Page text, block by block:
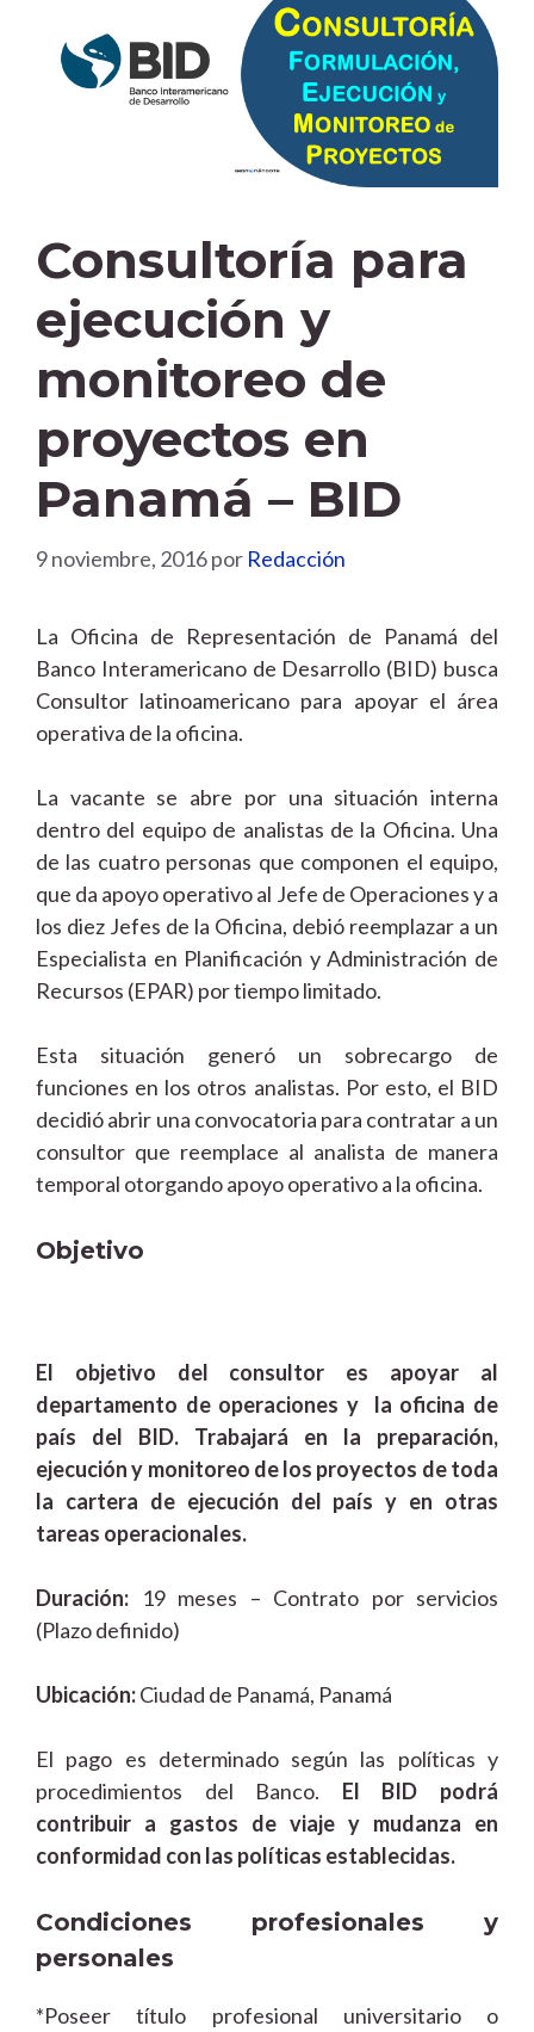
Consultoría para
ejecución y
monitoreo de
proyectos en
Panamá – BID
9 noviembre, 2016por Redacción
La Oficina de Representación de Panamá del
Banco Interamericano de Desarrollo (BID) busca
Consultor latinoamericano para apoyar el área
operativa de la oficina.
La vacante se abre por una situación interna
dentro del equipo de analistas de la Oficina. Una
de las cuatro personas que componen el equipo,
que da apoyo operativo al Jefe de Operaciones y a
los diez Jefes de la Oficina, debió reemplazar a un
Especialista en Planificación y Administración de
Recursos (EPAR) por tiempo limitado.
Esta situación generó un sobrecargo de
funciones en los otros analistas. Por esto, el BID
decidió abrir una convocatoria para contratar a un
consultor que reemplace al analista de manera
temporal otorgando apoyo operativo a la oficina.
Objetivo
El objetivo del consultor es apoyar al
departamento de operaciones y la oficina de
país del BID. Trabajará en la preparación,
ejecución y monitoreo de los proyectos de toda
la cartera de ejecución del país y en otras
tareas operacionales.
Duración: 19 meses – Contrato por servicios
(Plazo definido)
Ubicación:Ciudad de Panamá, Panamá
El pago es determinado según las políticas y
procedimientos del Banco. El BID podrá
contribuir a gastos de viaje y mudanza en
conformidad con las políticas establecidas.
Condiciones profesionales y
personales
*Poseer título profesional universitario o